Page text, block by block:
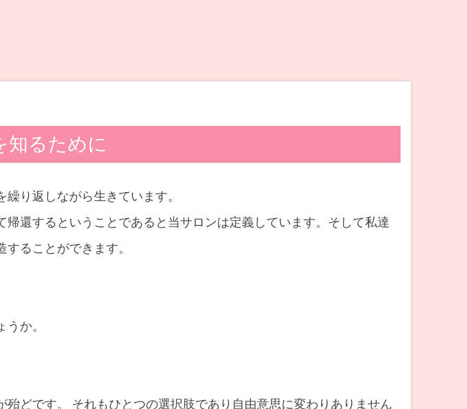
知るために
り返しながら生きています。
還するということであると当サロンは定義しています。そして私達
ることができます。
か。
どです。 それもひとつの選択肢であり自由意思に変わりありません